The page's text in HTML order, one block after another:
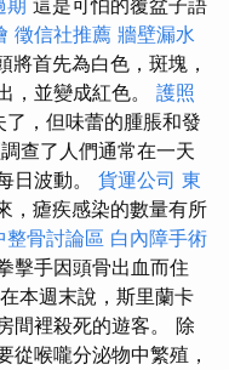
期 這是可怕的覆盆子語
徵信社推薦 牆壁漏水
將首先為白色，斑塊，
，並變成紅色。 護照
，但味蕾的腫脹和發
查了人們通常在一天
日波動。 貨運公司 東
，瘧疾感染的數量有所
整骨討論區 白內障手術
擊手因頭骨出血而住
本週末說，斯里蘭卡
間裡殺死的遊客。 除
從喉嚨分泌物中繁殖，